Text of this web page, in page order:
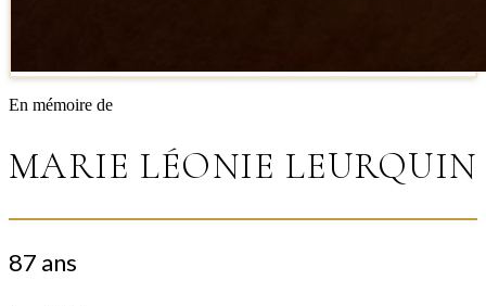
En mémoire de
MARIE LÉONIE LEURQUIN
87 ans